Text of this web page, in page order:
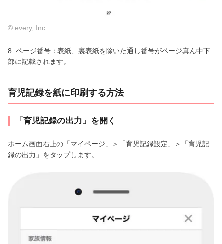
© every, Inc.
8. ページ番号：表紙、裏表紙を除いた通し番号がページ真ん中下
部に記載されます。
育児記録を紙に印刷する方法
「育児記録の出力」を開く
ホーム画面右上の「マイページ」＞「育児記録設定」＞「育児記
録の出力」をタップします。